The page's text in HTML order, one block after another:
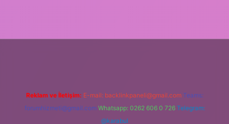
Reklam ve İletişim: E-mail: backlinkpaneli@gmail.com Teams:
forumhizmeti@gmail.com Whatsapp: 0262 606 0 726 Telegram:
@karabul